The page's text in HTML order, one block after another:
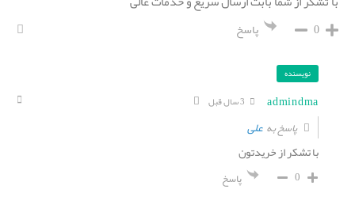
0 پاسخ
نویسنده
admindma
پاسخ بهعلی
با تشکر از خریدتون
0 پاسخ